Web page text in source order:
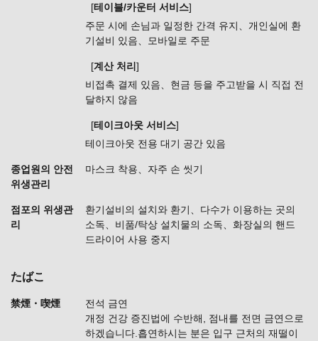
[테이블/카운터 서비스]
주문 시에 손님과 일정한 간격 유지
개인실에 환
기설비 있음
모바일로 주문
[계산 처리 ]
비접촉 결제 있음
현금 등을 주고받을 시 직접 전
달하지 않음
[테이크아웃 서비스]
테이크아웃 전용 대기 공간 있음
종업원의 안전
위생관리
마스크 착용 자주 손 씻기
점포의 위생관
리
환기설비의 설치와 환기
다수가 이용하는 곳의
소독
비품/탁상 설치물의 소독
화장실의 핸드
드라이어 사용 중지
たばこ
禁煙・喫煙
전석 금연
개정 건강 증진법에 수반해, 점내를 전면 금연으로
하겠습니다.흡연하시는 분은 입구 근처의 재떨이